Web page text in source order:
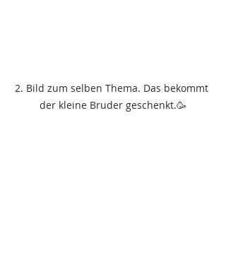
2. Bild zum selben Thema. Das bekommt
der kleine Bruder geschenkt.🥳